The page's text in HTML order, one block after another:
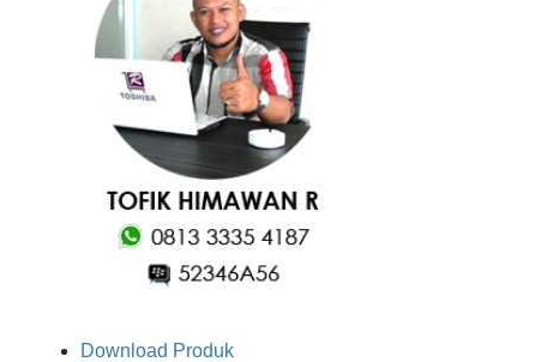
Download Produk